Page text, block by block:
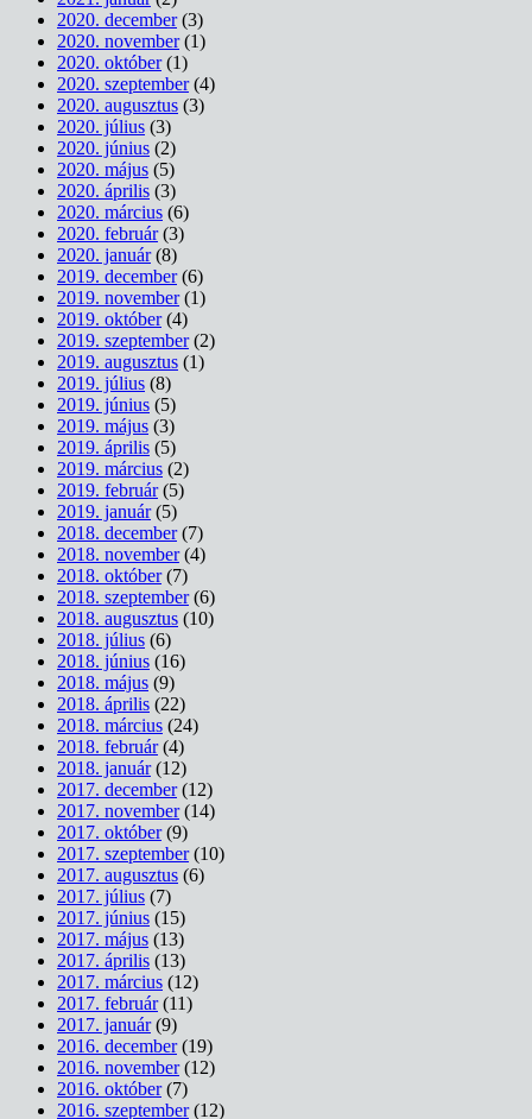
2020. december(3)
2020. november(1)
2020. október(1)
2020. szeptember(4)
2020. augusztus (3)
2020. július (3)
2020. június (2)
2020. május (5)
2020. április (3)
2020. március (6)
2020. február(3)
2020. január(8)
2019. december(6)
2019. november(1)
2019. október(4)
2019. szeptember(2)
2019. augusztus (1)
2019. július (8)
2019. június (5)
2019. május (3)
2019. április (5)
2019. március (2)
2019. február(5)
2019. január(5)
2018. december(7)
2018. november(4)
2018. október(7)
2018. szeptember(6)
2018. augusztus (10)
2018. július (6)
2018. június (16)
2018. május (9)
2018. április (22)
2018. március (24)
2018. február(4)
2018. január(12)
2017. december(12)
2017. november(14)
2017. október(9)
2017. szeptember(10)
2017. augusztus (6)
2017. július (7)
2017. június (15)
2017. május (13)
2017. április (13)
2017. március (12)
2017. február(11)
2017. január(9)
2016. december(19)
2016. november(12)
2016. október(7)
2016. szeptember(12)